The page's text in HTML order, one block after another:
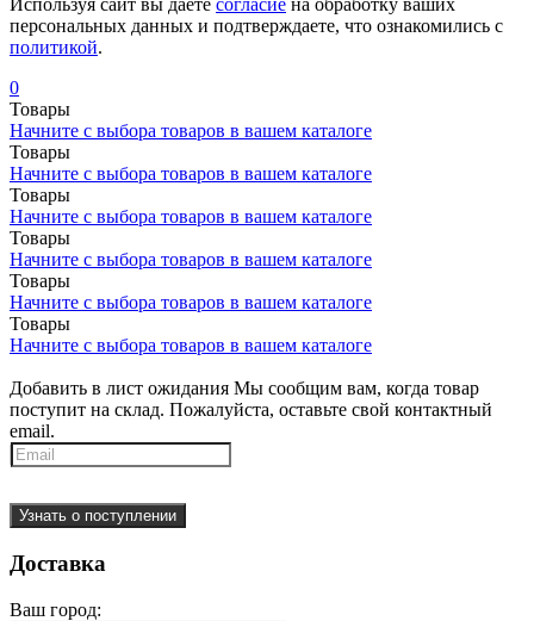
Используя сайт вы даете согласие на обработку ваших
персональных данных и подтверждаете, что ознакомились с
политикой.
0
Товары
Начните с выбора товаров в вашем каталоге
Товары
Начните с выбора товаров в вашем каталоге
Товары
Начните с выбора товаров в вашем каталоге
Товары
Начните с выбора товаров в вашем каталоге
Товары
Начните с выбора товаров в вашем каталоге
Товары
Начните с выбора товаров в вашем каталоге
Добавить в лист ожидания Мы сообщим вам, когда товар
поступит на склад. Пожалуйста, оставьте свой контактный
email.
Узнать о поступлении
Доставка
Ваш город: